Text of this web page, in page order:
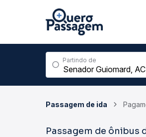
Partindo de
Passagem de ida
Passagem de ônibus